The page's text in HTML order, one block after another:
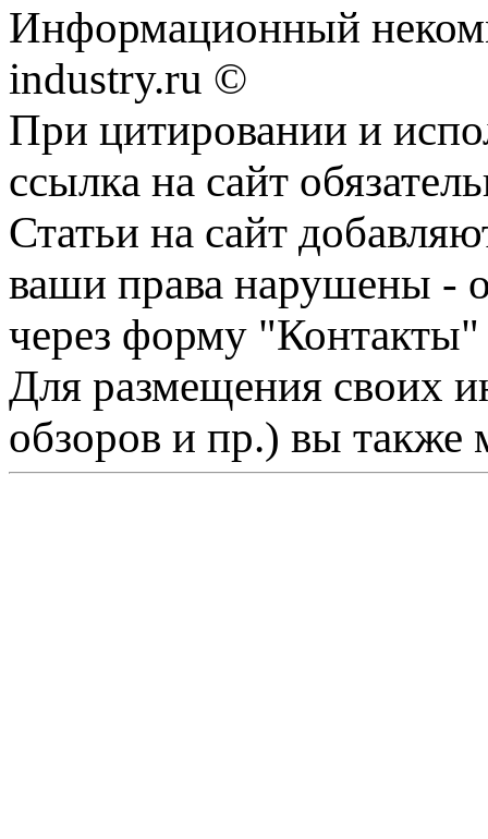
Информационный
industry.ru ©
При цитировании и
ссылка на сайт
Статьи на сайт
ваши права нарушены -
через форму "Контакты"
Для размещения своих
обзоров и пр.) вы также